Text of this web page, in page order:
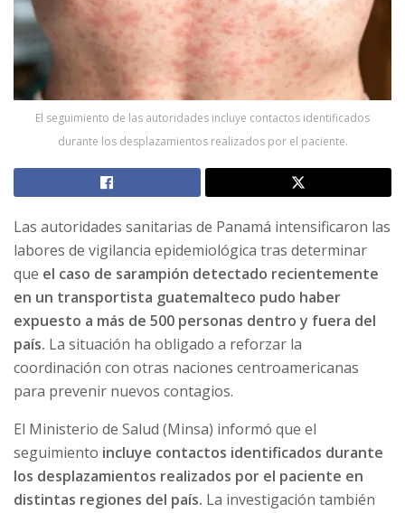
El seguimiento de las autoridades incluye contactos identificados
durante los desplazamientos realizados por el paciente.
Las autoridades sanitarias de Panamá intensificaron las
labores de vigilancia epidemiológica tras determinar
que el caso de sarampión detectado recientemente
en un transportista guatemalteco pudo haber
expuesto a más de 500 personas dentro y fuera del
país. La situación ha obligado a reforzar la
coordinación con otras naciones centroamericanas
para prevenir nuevos contagios.
El Ministerio de Salud (Minsa) informó que el
seguimiento incluye contactos identificados durante
los desplazamientos realizados por el paciente en
distintas regiones del país. La investigación también